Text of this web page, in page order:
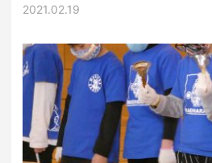
2021.02.19